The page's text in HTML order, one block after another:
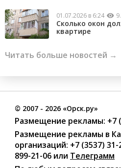
01.07.2026 в 6:24
Сколько окон
квартире
Читать больше новостей →
© 2007 - 2026 «Орск.ру»
Размещение рекламы: +7
Размещение рекламы в
организаций: +7 (3537) 31-
899-21-06 или Телеграмм